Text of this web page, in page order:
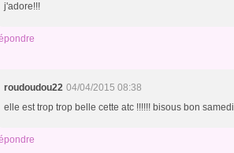
j'adore!!!
roudoudou22 04/04/2015 08:38
elle est trop trop belle cette atc !!!!!! bisous bon samedi